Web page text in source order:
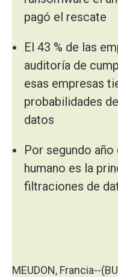
pagó el rescate
El 43 % de las
auditoría de
esas empresas
probabilidades
datos
Por segundo
humano es la
filtraciones de
MEUDON, Francia--